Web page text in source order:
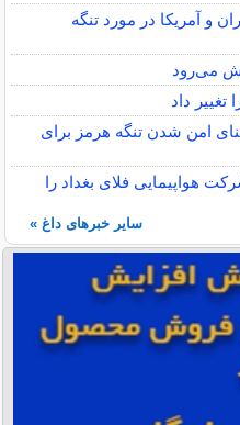
و آمریکا در مورد تنگه
می‌رود
داد
امن شدن تنگه هرمز برای
هواپیمایی فلای بغداد را
سایر خبرهای داغ »